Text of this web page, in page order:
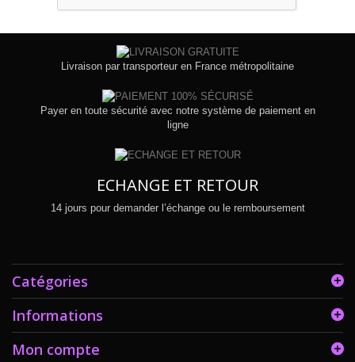
Livraison par transporteur en France métropolitaine
Payer en toute sécurité avec notre système de paiement en
ligne
ECHANGE ET RETOUR
14 jours pour demander l’échange ou le remboursement
Catégories
Informations
Mon compte